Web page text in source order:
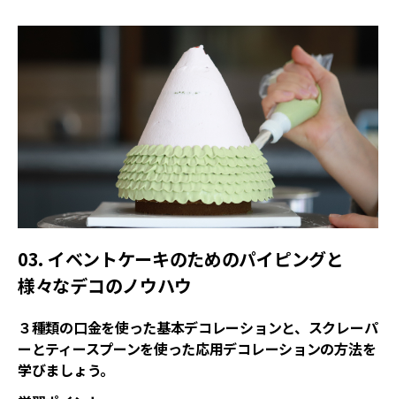
03. イベントケーキのためのパイピングと
様々なデコのノウハウ
３種類の口金を使った基本デコレーションと、スクレーパ
ーとティースプーンを使った応用デコレーションの方法を
学びましょう。